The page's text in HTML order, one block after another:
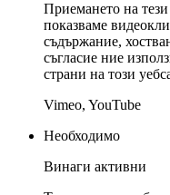
Приемането на
показваме
съдържание,
съгласие ние
страни на този
Vimeo, YouTube
Необходимо
Винаги активни